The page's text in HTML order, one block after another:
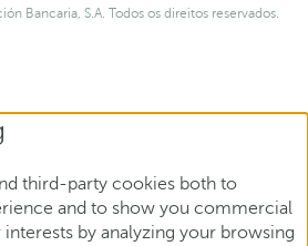
Bancaria, S.A. Todos os direitos reservados.
third-party cookies both to
and to show you commercial
by analyzing your browsing